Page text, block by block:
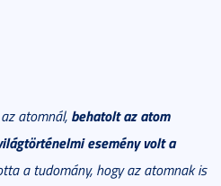
atomnál, behatolt az atom
esemény volt a
a tudomány, hogy az atomnak is